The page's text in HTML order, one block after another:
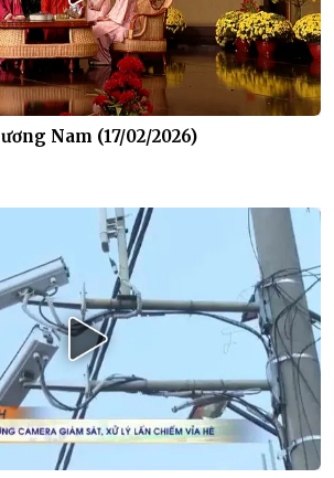
Nam (17/02/2026)